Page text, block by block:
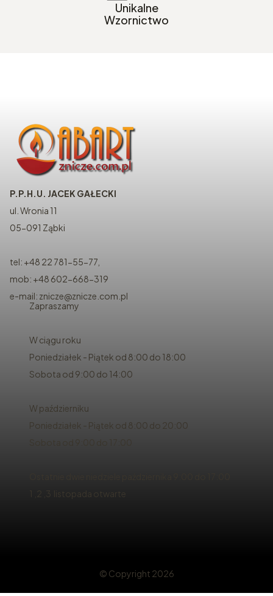
Unikalne
Wzornictwo
P.P.H.U. JACEK GAŁECKI
ul. Wronia 11
05-091 Ząbki
tel: +48 22 781-55-77,
mob: +48 602-668-319
e-mail: znicze@znicze.com.pl
Zapraszamy
W ciągu roku
Poniedziałek - Piątek od 8:00 do 18:00
Sobota od 9:00 do 14:00
W październiku
Poniedziałek - Piątek od 8:00 do 20:00
1 ,2 ,3 listopada otwarte
© Copyright 2026